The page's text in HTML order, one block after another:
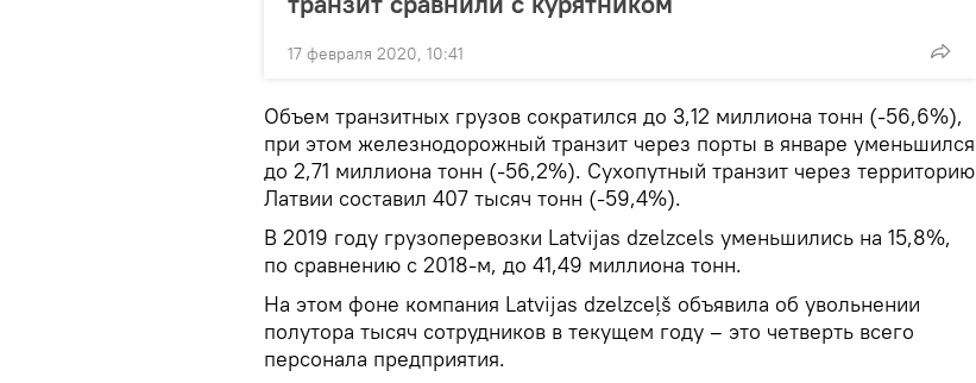
17 февраля 2020, 10:41
Объем транзитных грузов сократился до 3,12 миллиона тонн (-56,6%),
при этом железнодорожный транзит через порты в январе уменьшился
до 2,71 миллиона тонн (-56,2%). Сухопутный транзит через территорию
Латвии составил 407 тысяч тонн (-59,4%).
В 2019 году грузоперевозки Latvijas dzelzcels уменьшились на 15,8%,
по сравнению с 2018-м, до 41,49 миллиона тонн.
На этом фоне компания Latvijas dzelzceļš объявила об увольнении
полутора тысяч сотрудников в текущем году – это четверть всего
персонала предприятия.